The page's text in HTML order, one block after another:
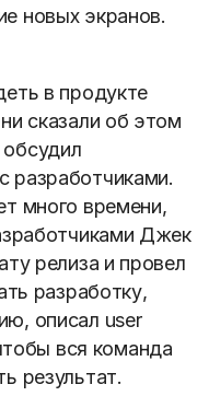
новых экранов.
в продукте
сказали об этом
разработчиками.
много времени,
Джек
релиза и провел
разработку,
описал user
вся команда
результат.